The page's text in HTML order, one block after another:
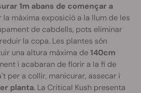
1m abans de començar a
la màxima exposició a la llum de les
de cabdells, pots eliminar
la copa. Les plantes són
una altura màxima de140cm
i acabaran de florir a la fi de
per a collir, manicurar, assecar i
planta. La Critical Kush presenta